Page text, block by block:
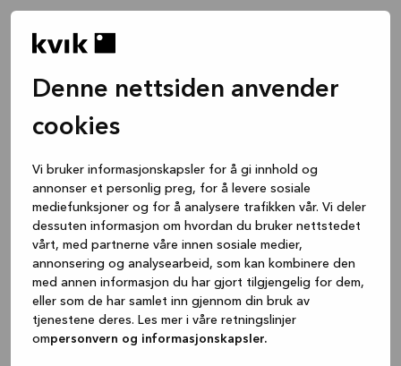
Denne nettsiden anvender
cookies
Vi bruker informasjonskapsler for å gi innhold og
annonser et personlig preg, for å levere sosiale
mediefunksjoner og for å analysere trafikken vår. Vi deler
dessuten informasjon om hvordan du bruker nettstedet
vårt, med partnerne våre innen sosiale medier,
annonsering og analysearbeid, som kan kombinere den
med annen informasjon du har gjort tilgjengelig for dem,
eller som de har samlet inn gjennom din bruk av
tjenestene deres. Les mer i våre retningslinjer
ompersonvern og informasjonskapsler.